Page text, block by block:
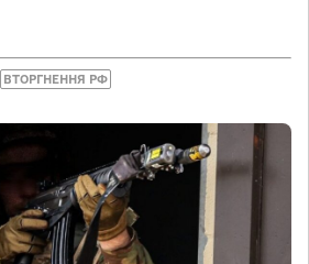
ВТОРГНЕННЯ РФ